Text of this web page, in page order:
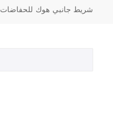
شريط جانبي هوك للحفاضات